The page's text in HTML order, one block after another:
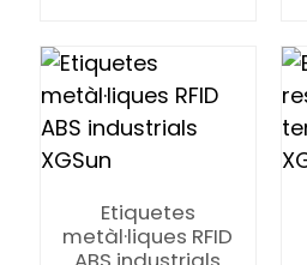
Etiquetes
metàl·liques RFID